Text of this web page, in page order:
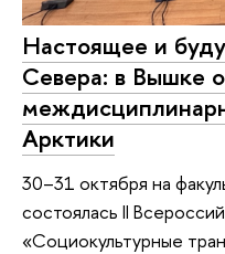
Настоящее и
Севера: в Вышке
Арктики
30–31 октября на
состоялась II
«Социокультурные